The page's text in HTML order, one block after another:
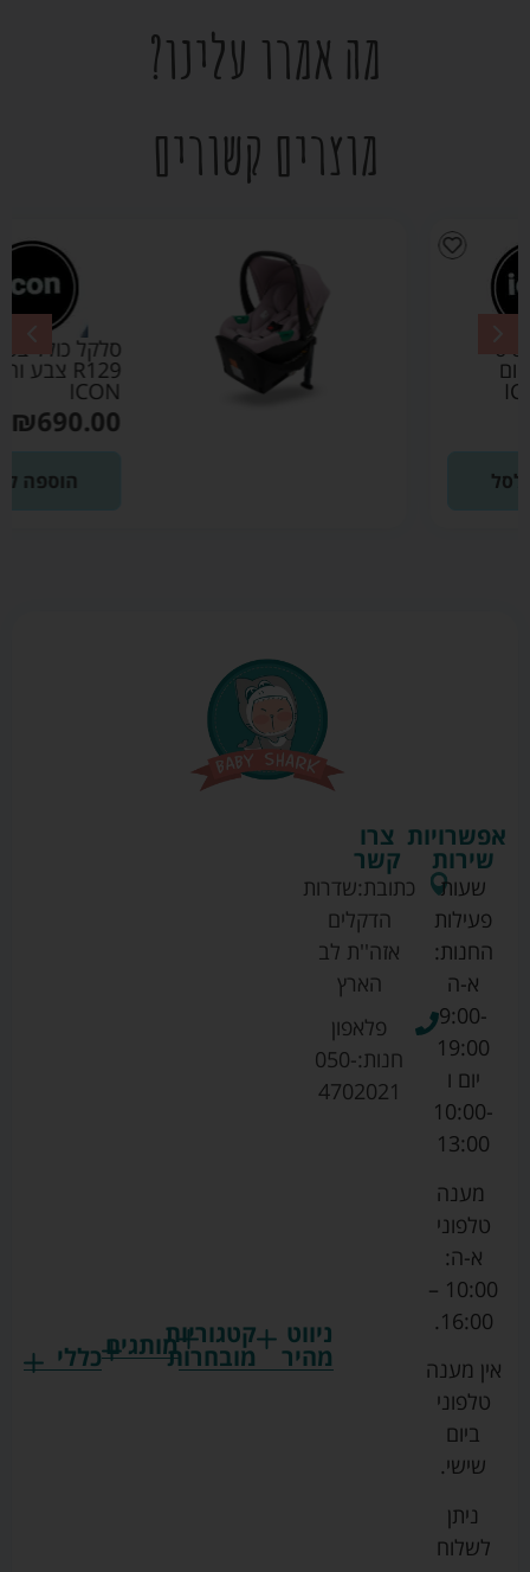
מה אמרו עלינו?
מוצרים קשורים
סלקל כולל בסיס
R129 צבע ורוד –
₪
ניווט
מהיר
קטגוריות
מובחרותמותגים
גרקו
כללי
צרו
קשר
כתובת:שדרות
הדקלים
אזה''ת לב
הארץ
פלאפון
חנות:050-
4702021
אפשרויות
שירות
שעות
פעילות
החנות:
א-ה
9:00-
19:00
יום ו
10:00-
13:00
מענה
טלפוני
א-ה:
10:00 –
16:00.
אין מענה
טלפוני
ביום
שישי.
ניתן
לשלוח